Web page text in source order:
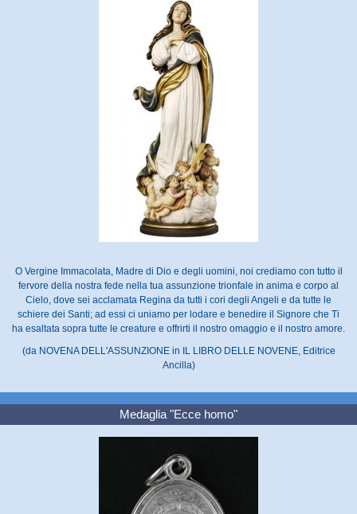
O Vergine Immacolata, Madre di Dio e degli uomini, noi crediamo con tutto il
fervore della nostra fede nella tua assunzione trionfale in anima e corpo al
Cielo, dove sei acclamata Regina da tutti i cori degli Angeli e da tutte le
schiere dei Santi; ad essi ci uniamo per lodare e benedire il Signore che Ti
ha esaltata sopra tutte le creature e offrirti il nostro omaggio e il nostro amore.
(da NOVENA DELL'ASSUNZIONE in IL LIBRO DELLE NOVENE, Editrice
Ancilla)
Medaglia "Ecce homo"